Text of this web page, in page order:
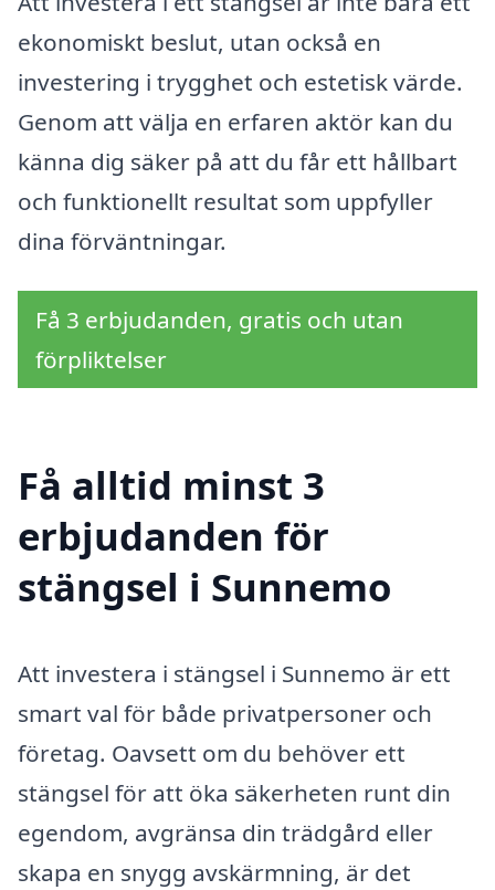
ekonomiskt beslut, utan också en
investering i trygghet och estetisk värde.
Genom att välja en erfaren aktör kan du
känna dig säker på att du får ett hållbart
och funktionellt resultat som uppfyller
dina förväntningar.
Få 3 erbjudanden, gratis och utan
förpliktelser
Få alltid minst 3
erbjudanden för
stängsel i Sunnemo
Att investera i stängsel i Sunnemo är ett
smart val för både privatpersoner och
företag. Oavsett om du behöver ett
stängsel för att öka säkerheten runt din
egendom, avgränsa din trädgård eller
skapa en snygg avskärmning, är det